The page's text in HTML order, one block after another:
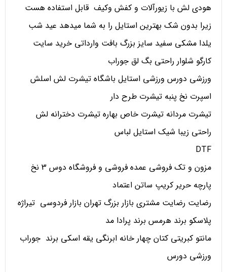
هودی لش با زیورآلات و کفش وکیف قابل استفاده هست
زیرا بدون شک بهترین استایل را به شما میدهد عید شب
یلدا مشکی سفید سایز بزرگ بافت وارداتی خرید سایت
کارگو شلوار راحتی بگ لق جوراب
ورزشی دورس ورزشی استایل باشگاه تیشرت لش اسلش
اسپرت نخ پنبه تیشرت طرح دار
تیشرت مردانه تیشرت خاص بهاره تیشرت دخترانه لش
راحتی زیبا شیک استایل لباس
DTF
مزون و تک فروشی عمده فروشی و فروشگاه دوس 3 نخ
پارچه حریر کریپ ساتن اعتماد
رضایت رضایت مشتری بازار بزرگ تهران بازار فردوسی تیراژه
پلاسکو برند هرمس برند پرادا مد
مانتو کبریتی کتان چهار خانه ابرنگی یقه اسکی برند جوراب
ورزشی دورس